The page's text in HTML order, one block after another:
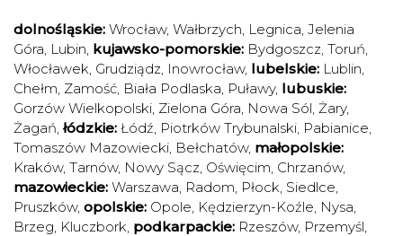
dolnośląskie: Wrocław, Wałbrzych, Legnica, Jelenia
Góra, Lubin, kujawsko-pomorskie: Bydgoszcz, Toruń,
Włocławek, Grudziądz, Inowrocław, lubelskie: Lublin,
Chełm, Zamość, Biała Podlaska, Puławy, lubuskie:
Gorzów Wielkopolski, Zielona Góra, Nowa Sól, Żary,
Żagań, łódzkie: Łódź, Piotrków Trybunalski, Pabianice,
Tomaszów Mazowiecki, Bełchatów, małopolskie:
Kraków, Tarnów, Nowy Sącz, Oświęcim, Chrzanów,
mazowieckie: Warszawa, Radom, Płock, Siedlce,
Pruszków, opolskie: Opole, Kędzierzyn-Koźle, Nysa,
Brzeg, Kluczbork, podkarpackie: Rzeszów, Przemyśl,